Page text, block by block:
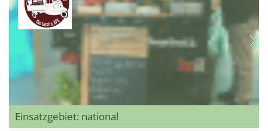
Einsatzgebiet: national